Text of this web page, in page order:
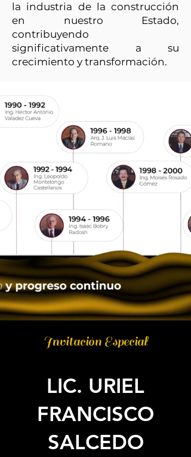
la industria de la construcción
en nuestro Estado,
contribuyendo
significativamente a su
crecimiento y transformación.
Invitación Especial
LIC. URIEL
FRANCISCO
SALCEDO